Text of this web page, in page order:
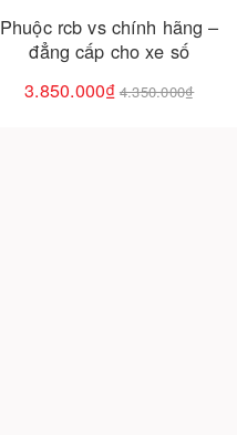
Phuộc rcb vs chính hãng –
đẳng cấp cho xe số
3.850.000₫ 4.350.000₫